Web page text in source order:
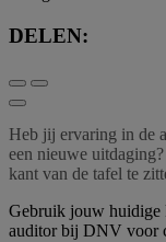
DELEN:
Heb jij ervaring in de
een nieuwe
kant van de tafel te
Gebruik jouw huidige
auditor bij DNV voor